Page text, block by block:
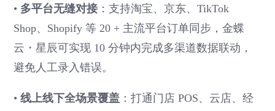
• 多平台无缝对接 ：支持淘宝、京东、TikTok
Shop、Shopify 等 20 + 主流平台订单同步，金蝶
云・星辰可实现 10 分钟内完成多渠道数据联动，
避免人工录入错误。
•线上线下全场景覆盖 ：打通门店 POS、云店、经